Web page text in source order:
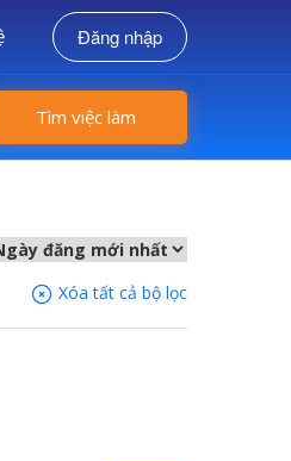
Đăng nhập
Tìm việc làm
Xóa tất cả bộ lọc